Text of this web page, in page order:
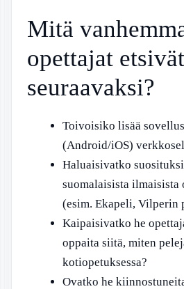
Mitä
opettajat etsivät
seuraavaksi?
Toivoisiko lisää
(Android/iOS)
Haluaisivatko
suomalaisista ilmaisista
(esim. Ekapeli, Vilperin
Kaipaisivatko he
oppaita siitä, miten
kotiopetuksessa?
Ovatko he